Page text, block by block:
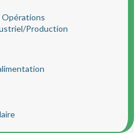
Opérations
Production